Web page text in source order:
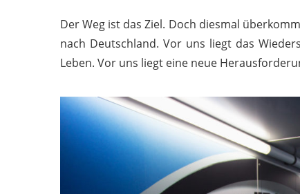
Der Weg ist das Ziel. Doch diesmal
nach Deutschland. Vor uns liegt das
Leben. Vor uns liegt eine neue